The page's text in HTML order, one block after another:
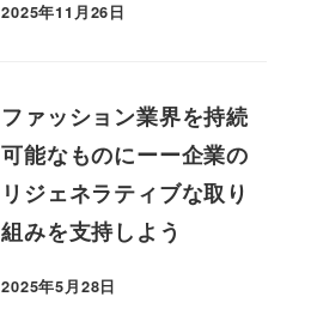
2025年11月26日
ファッション業界を持続
可能なものにーー企業の
リジェネラティブな取り
組みを支持しよう
2025年5月28日